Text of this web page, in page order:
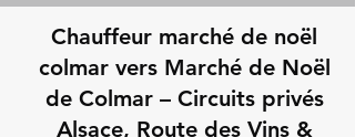
Chauffeur marché de noël
colmar vers Marché de Noël
de Colmar – Circuits privés
Alsace, Route des Vins &